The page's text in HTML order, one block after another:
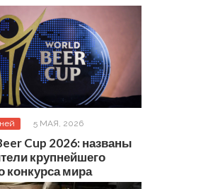
5 МАЯ, 2026
Cup 2026: названы
крупнейшего
конкурса мира